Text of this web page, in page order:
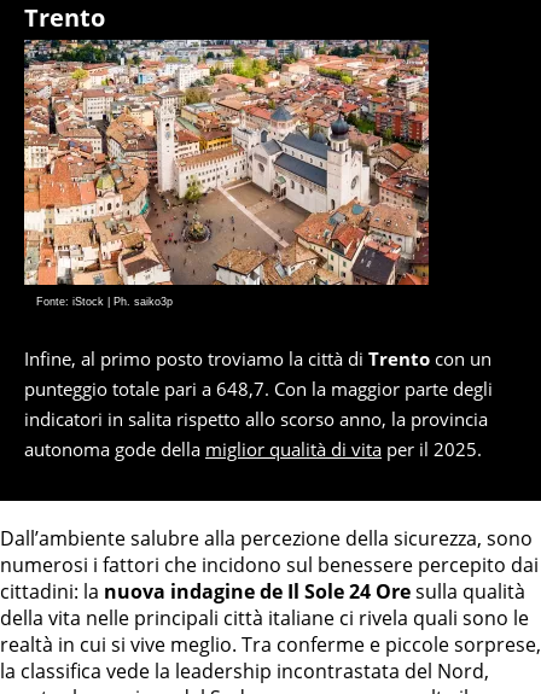
Trento
Fonte: iStock | Ph. saiko3p
Infine, al primo posto troviamo la città di Trento con un
punteggio totale pari a 648,7. Con la maggior parte degli
indicatori in salita rispetto allo scorso anno, la provincia
autonoma gode della miglior qualità di vita per il 2025.
Dall’ambiente salubre alla percezione della sicurezza, sono
numerosi i fattori che incidono sul benessere percepito dai
cittadini: la nuova indagine de Il Sole 24 Oresulla qualità
della vita nelle principali città italiane ci rivela quali sono le
realtà in cui si vive meglio. Tra conferme e piccole sorprese,
la classifica vede la leadership incontrastata del Nord,